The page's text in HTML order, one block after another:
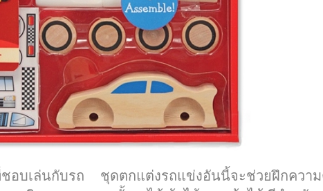
ชอบเล่นกับรถ ชุดตกแต่งรถแข่งอันนี้จะช่วยฝึกค